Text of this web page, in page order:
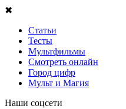
✖
Статьи
Тесты
Мультфильмы
Смотреть онлайн
Город цифр
Мульт и Магия
Наши соцсети